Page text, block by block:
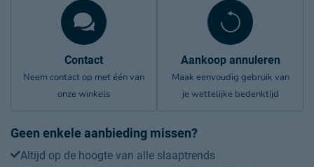
Contact
Neem contact op met één van
onze winkels
Aankoop annuleren
Maak eenvoudig gebruik van
je wettelijke bedenktijd
Geen enkele aanbieding missen?
Altijd op de hoogte van alle slaaptrends